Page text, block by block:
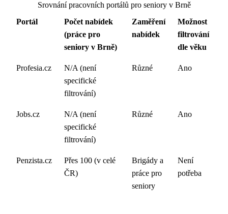
Srovnání pracovních portálů pro seniory v Brně
Portál
Počet nabídek
(práce pro
seniory v Brně)
Zaměření
nabídek
Možnost
filtrování
dle věku
Profesia.cz
N/A (není
specifické
filtrování)
Různé Ano
Jobs.cz
N/A (není
specifické
filtrování)
Různé Ano
Penzista.cz
Přes 100 (v celé
ČR)
Brigády a
práce pro
seniory
Není
potřeba